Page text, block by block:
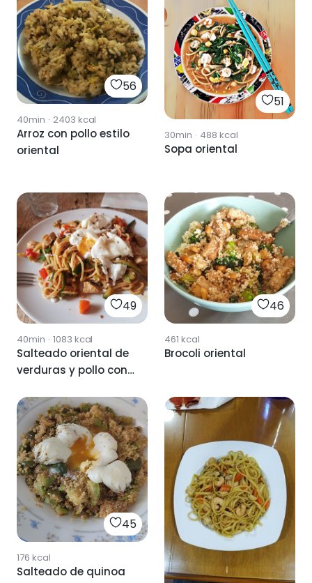
56
40min · 2403 kcal
Arroz con pollo estilo
oriental
51
30min · 488 kcal
Sopa oriental
49
40min · 1083 kcal
Salteado oriental de
verduras y pollo con
integrales
46
461 kcal
Brocoli oriental
45
176 kcal
Salteado de quinoa